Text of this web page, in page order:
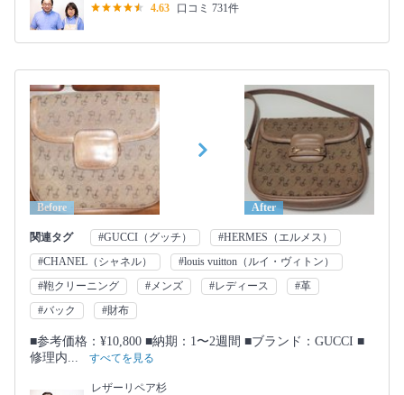
4.63
口コミ 731件
Before After
関連タグ #GUCCI（グッチ）
#HERMES（エルメス）
#CHANEL（シャネル）
#louis vuitton（ルイ・ヴィトン）
#鞄クリーニング
#メンズ #レディース
#革
#バック
#財布
■参考価格：¥10,800 ■納期：1〜2週間 ■ブランド：GUCCI ■
修理内...
すべてを見る
レザーリペア杉